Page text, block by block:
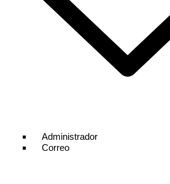
Administrador
Correo